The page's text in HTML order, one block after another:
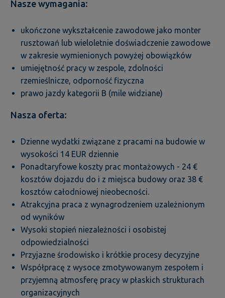
Nasze wymagania:
ukończone wykształcenie zawodowe jako monter
rusztowań lub wieloletnie doświadczenie zawodowe
w zakresie wymienionych powyżej obowiązków
umiejętność pracy w zespole, zdolności
rzemieślnicze, odporność fizyczna
prawo jazdy kategorii B (mile widziane)
Nasza oferta:
Dzienne wydatki związane z pracami na budowie w
wysokości 14 EUR dziennie
Ponadtaryfowe koszty prac montażowych - 24 €
kosztów dojazdu do i z miejsca budowy oraz 38 €
kosztów całodniowej nieobecności.
Atrakcyjna praca z wynagrodzeniem uzależnionym
od wyników
Wysoki stopień niezależności i osobistej
odpowiedzialności
Przyjazne środowisko i krótkie procesy decyzyjne
Współpracę z wysoce zmotywowanym zespołem i
przyjemną atmosferę pracy w płaskich strukturach
organizacyjnych